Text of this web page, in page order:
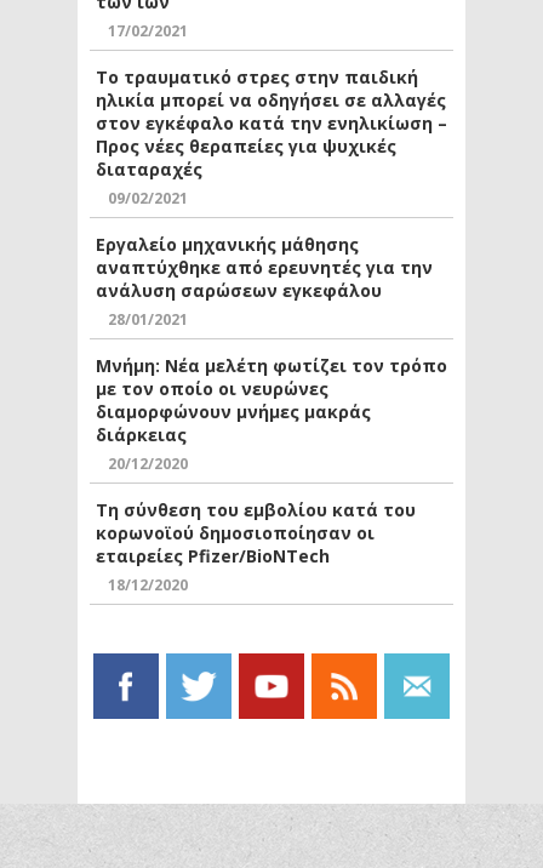
17/02/2021
Το τραυματικό στρες στην παιδική
ηλικία μπορεί να οδηγήσει σε αλλαγές
στον εγκέφαλο κατά την ενηλικίωση –
Προς νέες θεραπείες για ψυχικές
διαταραχές
09/02/2021
Εργαλείο μηχανικής μάθησης
αναπτύχθηκε από ερευνητές για την
ανάλυση σαρώσεων εγκεφάλου
28/01/2021
Μνήμη: Νέα μελέτη φωτίζει τον τρόπο
με τον οποίο οι νευρώνες
διαμορφώνουν μνήμες μακράς
διάρκειας
20/12/2020
Τη σύνθεση του εμβολίου κατά του
κορωνοϊού δημοσιοποίησαν οι
εταιρείες Pfizer/BioNTech
18/12/2020